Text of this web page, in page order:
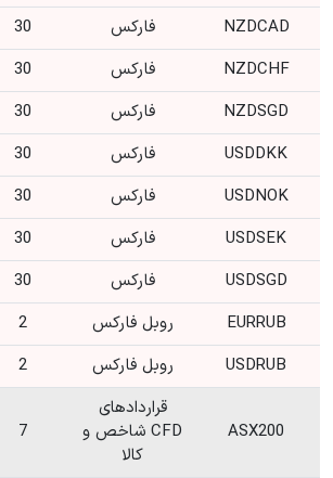
NZDCAD
فارکس 30
NZDCHF
فارکس 30
NZDSGD
فارکس 30
USDDKK
فارکس 30
USDNOK
فارکس 30
USDSEK
فارکس 30
USDSGD
فارکس 30
EURRUB
روبل فارکس 2
USDRUB
روبل فارکس 2
ASX200
قراردادهای
CFD شاخص و
کالا
7